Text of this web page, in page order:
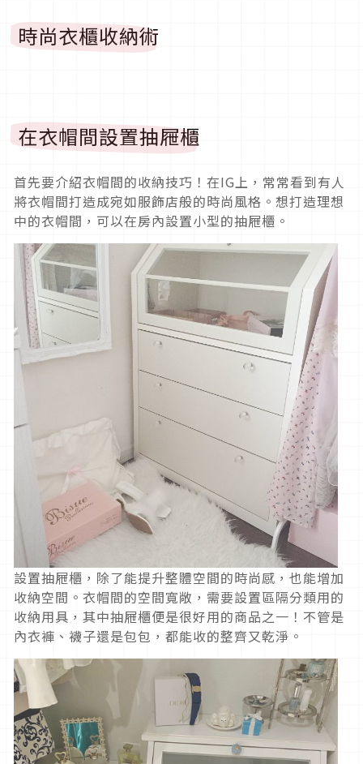
時尚衣櫃收納術
在衣帽間設置抽屜櫃
首先要介紹衣帽間的收納技巧！在IG上，常常看到有人
將衣帽間打造成宛如服飾店般的時尚風格。想打造理想
中的衣帽間，可以在房內設置小型的抽屜櫃。
設置抽屜櫃，除了能提升整體空間的時尚感，也能增加
收納空間。衣帽間的空間寬敞，需要設置區隔分類用的
收納用具，其中抽屜櫃便是很好用的商品之一！不管是
內衣褲、襪子還是包包，都能收的整齊又乾淨。